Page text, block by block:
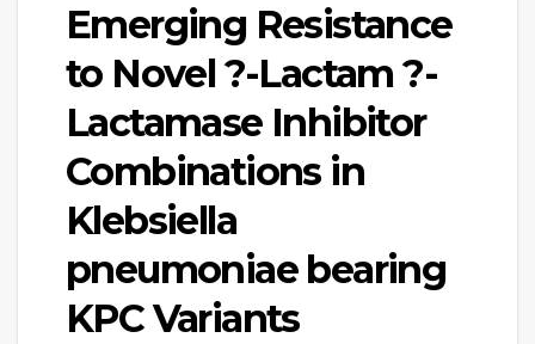
Emerging Resistance
to Novel ?-Lactam ?-
Lactamase Inhibitor
Combinations in
Klebsiella
pneumoniae bearing
KPC Variants